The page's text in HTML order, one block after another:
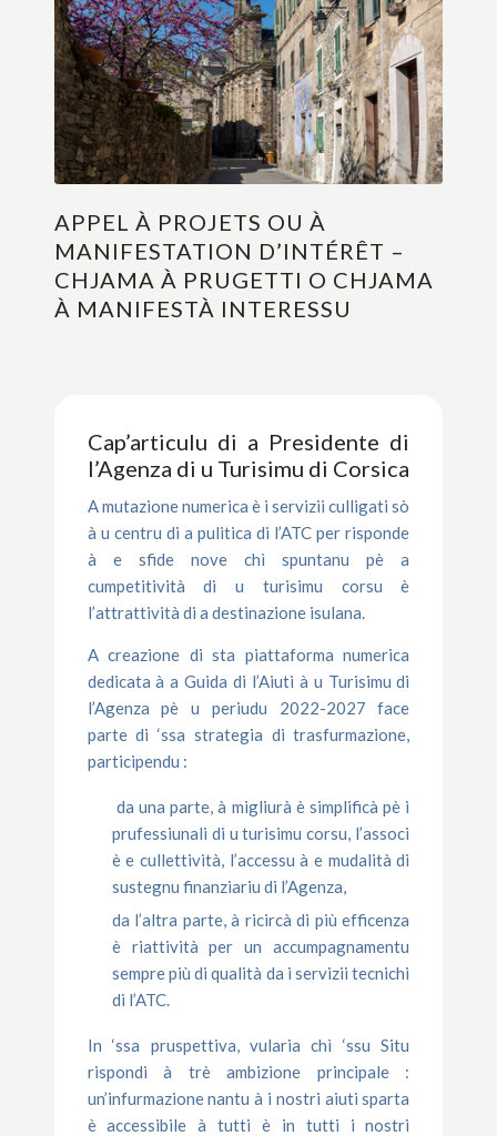
APPEL À PROJETS OU À
MANIFESTATION D’INTÉRÊT –
CHJAMA À PRUGETTI O CHJAMA
À MANIFESTÀ INTERESSU
Cap’articulu di a Presidente di
l’Agenza di u Turisimu di Corsica
A mutazione numerica è i servizii culligati sò
à u centru di a pulitica di l’ATC per risponde
à e sfide nove chì spuntanu pè a
cumpetitività di u turisimu corsu è
l’attrattività di a destinazione isulana.
A creazione di sta piattaforma numerica
dedicata à a Guida di l’Aiuti à u Turisimu di
l’Agenza pè u periudu 2022-2027 face
parte di ‘ssa strategia di trasfurmazione,
participendu :
da una parte, à migliurà è simplificà pè i
prufessiunali di u turisimu corsu, l’associ
è e cullettività, l’accessu à e mudalità di
sustegnu finanziariu di l’Agenza,
da l’altra parte, à ricircà di più efficenza
è riattività per un accumpagnamentu
sempre più di qualità da i servizii tecnichi
di l’ATC.
In ‘ssa pruspettiva, vularia chì ‘ssu Situ
rispondi à trè ambizione principale :
un’infurmazione nantu à i nostri aiuti sparta
è accessibile à tutti è in tutti i nostri